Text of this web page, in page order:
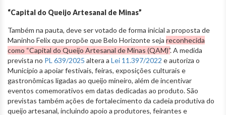
“Capital do Queijo Artesanal de Minas”
Também na pauta, deve ser votado de forma inicial a proposta de
Maninho Felix que propõe que Belo Horizonte seja reconhecida
como “Capital do Queijo Artesanal de Minas (QAM)”. A medida
prevista no PL 639/2025 altera a Lei 11.397/2022 e autoriza o
Município a apoiar festivais, feiras, exposições culturais e
gastronômicas ligadas ao queijo mineiro, além de incentivar
eventos comemorativos em datas dedicadas ao produto. São
previstas também ações de fortalecimento da cadeia produtiva do
queijo artesanal, incluindo apoio a produtores, feirantes e